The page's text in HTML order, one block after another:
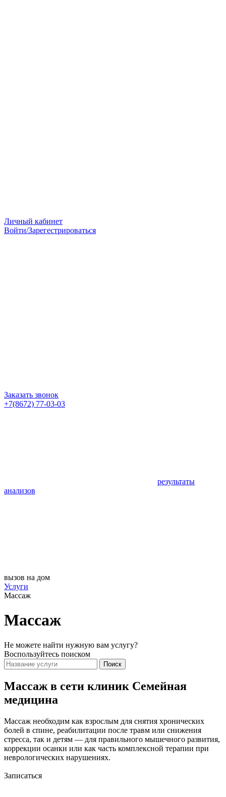
Личный кабинет
Войти/Зарегестрироваться
Заказать звонок
+7(8672) 77-03-03
результаты
анализов
вызов на дом
Услуги
Массаж
Массаж
Не можете найти нужную вам услугу?
Воспользуйтесь поиском
Поиск
Массаж в сети клиник Семейная
медицина
Массаж необходим как взрослым для снятия хронических
болей в спине, реабилитации после травм или снижения
стресса, так и детям — для правильного мышечного развития,
коррекции осанки или как часть комплексной терапии при
неврологических нарушениях.
Записаться